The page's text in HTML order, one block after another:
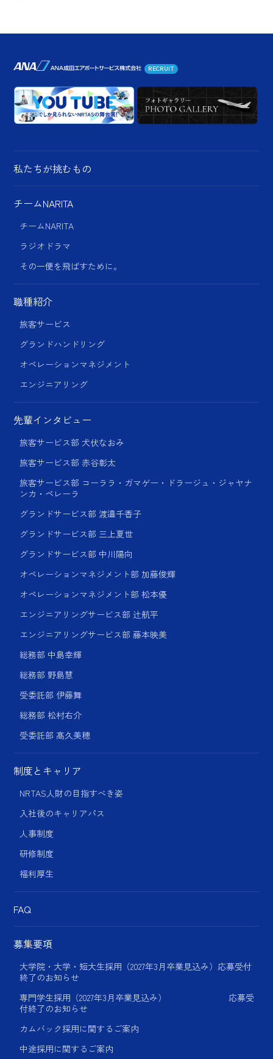
RECRUIT
私たちが挑むもの
チームNARITA
チームNARITA
ラジオドラマ
その一便を飛ばすために。
職種紹介
旅客サービス
グランドハンドリング
オペレーションマネジメント
エンジニアリング
先輩インタビュー
旅客サービス部 犬伏なおみ
旅客サービス部 赤谷彰太
旅客サービス部 コーララ・ガマゲー・ドラージュ・ジャヤナ
ンカ・ペレーラ
グランドサービス部 渡邉千香子
グランドサービス部 三上夏世
グランドサービス部 中川陽向
オペレーションマネジメント部 加藤俊輝
オペレーションマネジメント部 松本優
エンジニアリングサービス部 辻航平
エンジニアリングサービス部 藤本映美
総務部 中島幸輝
総務部 野島慧
受委託部 伊藤舞
総務部 松村右介
受委託部 髙久美穂
制度とキャリア
NRTAS人財の目指すべき姿​
入社後のキャリアパス
人事制度
研修制度
福利厚生
FAQ
募集要項
大学院・大学・短大生採用（2027年3月卒業見込み）応募受付
終了のお知らせ
専門学生採用（2027年3月卒業見込み） 応募受
付終了のお知らせ
カムバック採用に関するご案内
中途採用に関するご案内